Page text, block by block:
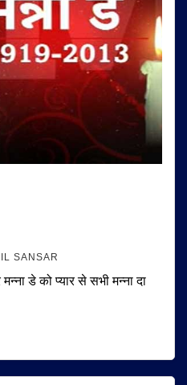
SANSAR
डे को प्यार से सभी मन्ना दा